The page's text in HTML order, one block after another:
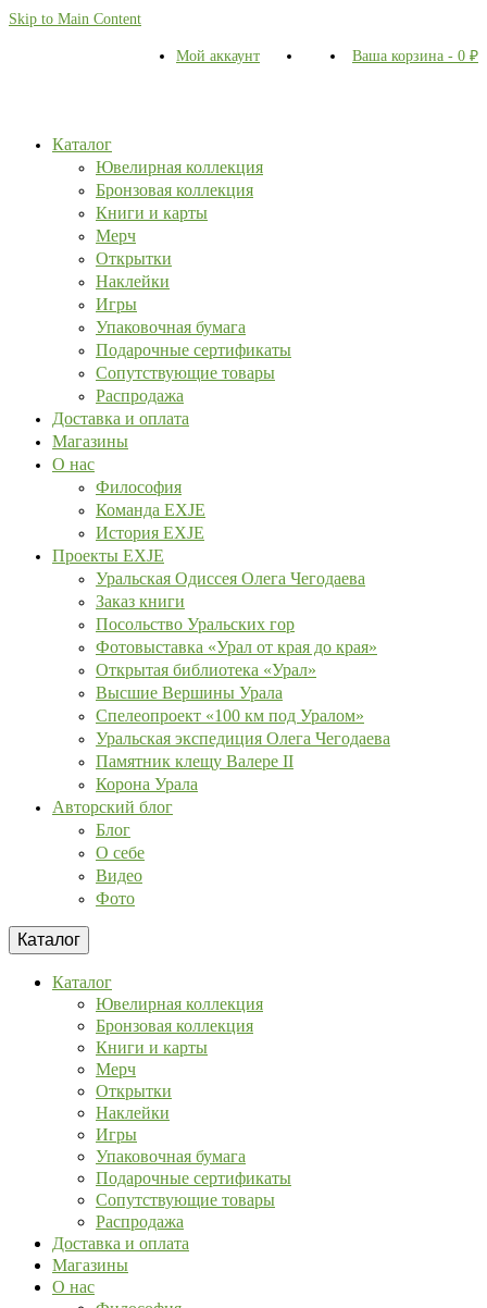
Skip to Main Content
Мой аккаунт Ваша корзина - 0 ₽
Каталог
Ювелирная коллекция
Бронзовая коллекция
Книги и карты
Мерч
Открытки
Наклейки
Игры
Упаковочная бумага
Подарочные сертификаты
Сопутствующие товары
Распродажа
Доставка и оплата
Магазины
О нас
Философия
Команда EXJE
История EXJE
Проекты EXJE
Уральская Одиссея Олега Чегодаева
Заказ книги
Посольство Уральских гор
Фотовыставка «Урал от края до края»
Открытая библиотека «Урал»
Высшие Вершины Урала
Спелеопроект «100 км под Уралом»
Уральская экспедиция Олега Чегодаева
Памятник клещу Валере II
Корона Урала
Авторский блог
Блог
О себе
Видео
Фото
Каталог
Каталог
Ювелирная коллекция
Бронзовая коллекция
Книги и карты
Мерч
Открытки
Наклейки
Игры
Упаковочная бумага
Подарочные сертификаты
Сопутствующие товары
Распродажа
Доставка и оплата
Магазины
О нас